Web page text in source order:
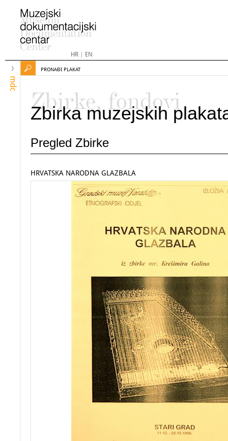
HR| EN
mdc
PRONAĐI PLAKAT
Zbirke, fondovi
Zbirka muzejskih
Pregled Zbirke
HRVATSKA NARODNA GLAZBALA